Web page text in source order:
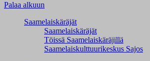
Palaa alkuun
Saamelaiskäräjät
Saamelaiskäräjät
Töissä Saamelaiskäräjillä
Saamelaiskulttuuri­keskus Sajos